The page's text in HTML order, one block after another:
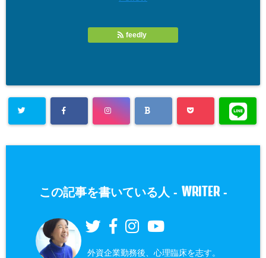
feedly
この記事を書いている人 - WRITER-
外資企業勤務後、心理臨床を志す。